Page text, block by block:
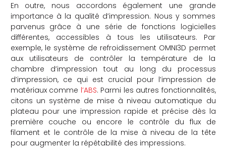
En outre, nous accordons également une grande
importance à la qualité d’impression. Nous y sommes
parvenus grâce à une série de fonctions logicielles
différentes, accessibles à tous les utilisateurs. Par
exemple, le système de refroidissement OMNI3D permet
aux utilisateurs de contrôler la température de la
chambre d’impression tout au long du processus
d’impression, ce qui est crucial pour l’impression de
matériaux comme l’ABS. Parmi les autres fonctionnalités,
citons un système de mise à niveau automatique du
plateau pour une impression rapide et précise dès la
première couche ou encore le contrôle du flux de
filament et le contrôle de la mise à niveau de la tête
pour augmenter la répétabilité des impressions.